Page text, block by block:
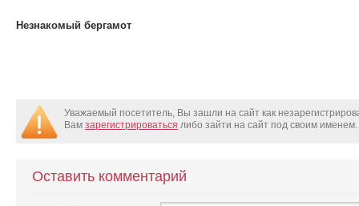
Незнакомый бергамот
Уважаемый посетитель, Вы зашли на сайт как
Вам зарегистрироваться либо зайти на сайт под своим именем.
Оставить комментарий